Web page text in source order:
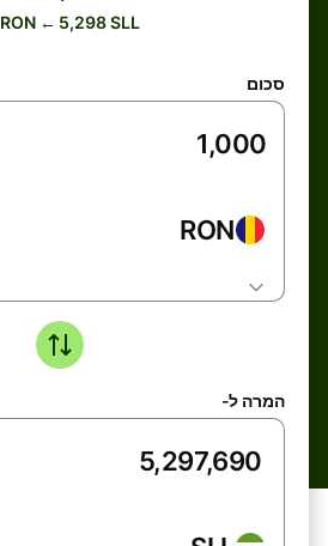
L1 RON ← 5,298 SLL
סכום
RON
המרה ל-